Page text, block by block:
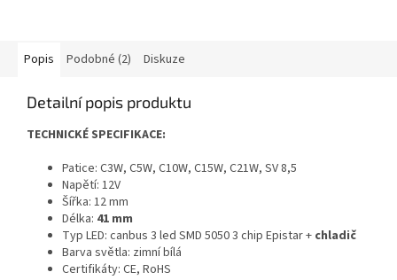
Popis Podobné (2) Diskuze
Detailní popis produktu
TECHNICKÉ SPECIFIKACE:
Patice: C3W, C5W, C10W, C15W, C21W, SV 8,5
Napětí: 12V
Šířka: 12 mm
Délka: 41 mm
Typ LED: canbus 3 led SMD 5050 3 chip Epistar + chladič
Barva světla: zimní bílá
Certifikáty: CE, RoHS